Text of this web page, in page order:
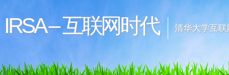
IRSA – 互联网时代 清华大学互